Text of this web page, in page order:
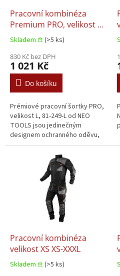
ů
Pracovní kombinéza
Premium PRO, velikost L
425 g 272 g
Skladem 𖠿 (>5 ks)
830 Kč bez DPH
1 021 Kč
Do košíku
Prémiové pracovní šortky PRO,
velikost L, 81-249-L od NEO
TOOLS jsou jedinečným
designem ochranného oděvu,
vyrobeného z hlavní tkaniny
Canvas ze 100% bavlny s
vysokou gramáží...
Pracovní kombinéza
velikost XS XS-XXXL
Skladem 𖠿 (>5 ks)